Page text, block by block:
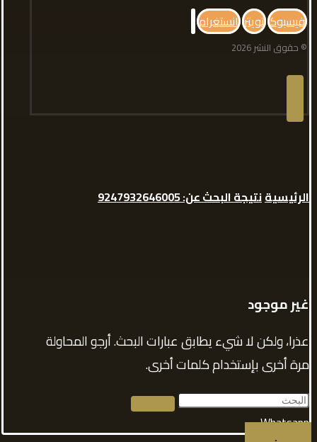
فيسبوك تويتر انستغرام
© حقوق النشر 2026
الرئيسيةنتيجة البحث عن: 9247932646005
غير موجود
عذرا، ولكن لا شيء يطابق عبارات البحث. أرجو المحاولة
مرة أخرى بإستخدام كلمات أخرى.
Whatsapp